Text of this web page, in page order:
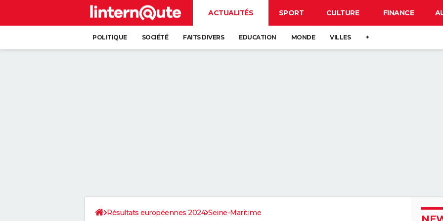
ACTUALITÉS SPORT CULTURE FINANCE
POLITIQUE SOCIÉTÉ FAITS DIVERS EDUCATION MONDE VILLES +
Résultats européennes 2024 Seine-Maritime